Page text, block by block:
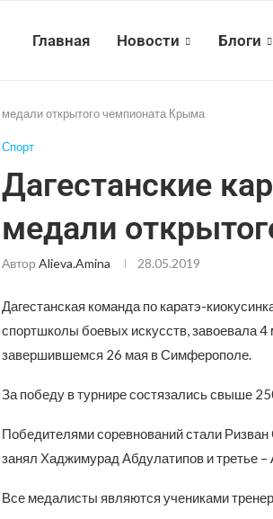
Главная Новости Блоги
открытого чемпионата Крыма
Спорт
Дагестанские
медали
Автор Alieva.amina 28.05.2019
Дагестанская команда по каратэ-
спортшколы боевых искусств, завоевала
завершившемся 26 мая в Симферополе.
За победу в турнире состязались свыше
Победителями соревнований стали
занял Хаджимурад Абдулатипов и третье
Все медалисты являются учениками